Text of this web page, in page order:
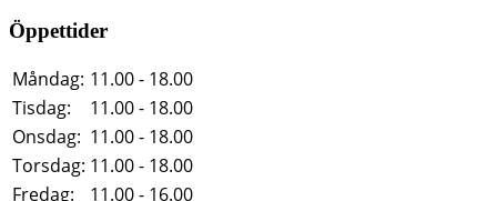
Öppettider
Måndag: 11.00 - 18.00
Tisdag:
11.00 - 18.00
Onsdag: 11.00 - 18.00
Torsdag: 11.00 - 18.00
Fredag:
11.00 - 16.00